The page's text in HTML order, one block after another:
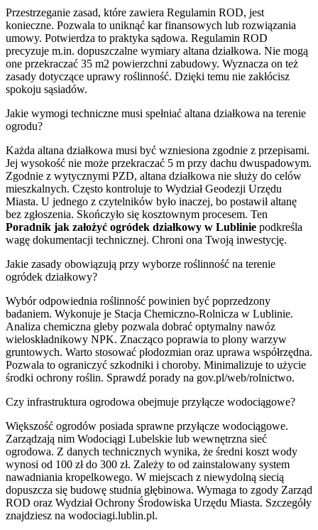
Przestrzeganie zasad, które zawiera Regulamin ROD, jest
konieczne. Pozwala to uniknąć kar finansowych lub rozwiązania
umowy. Potwierdza to praktyka sądowa. Regulamin ROD
precyzuje m.in. dopuszczalne wymiary altana działkowa. Nie mogą
one przekraczać 35 m2 powierzchni zabudowy. Wyznacza on też
zasady dotyczące uprawy roślinność. Dzięki temu nie zakłócisz
spokoju sąsiadów.
Jakie wymogi techniczne musi spełniać altana działkowa na terenie
ogrodu?
Każda altana działkowa musi być wzniesiona zgodnie z przepisami.
Jej wysokość nie może przekraczać 5 m przy dachu dwuspadowym.
Zgodnie z wytycznymi PZD, altana działkowa nie służy do celów
mieszkalnych. Często kontroluje to Wydział Geodezji Urzędu
Miasta. U jednego z czytelników było inaczej, bo postawił altanę
bez zgłoszenia. Skończyło się kosztownym procesem. Ten
Poradnik jak założyć ogródek działkowy w Lublinie podkreśla
wagę dokumentacji technicznej. Chroni ona Twoją inwestycję.
Jakie zasady obowiązują przy wyborze roślinność na terenie
ogródek działkowy?
Wybór odpowiednia roślinność powinien być poprzedzony
badaniem. Wykonuje je Stacja Chemiczno-Rolnicza w Lublinie.
Analiza chemiczna gleby pozwala dobrać optymalny nawóz
wieloskładnikowy NPK. Znacząco poprawia to plony warzyw
gruntowych. Warto stosować płodozmian oraz uprawa współrzędna.
Pozwala to ograniczyć szkodniki i choroby. Minimalizuje to użycie
środki ochrony roślin. Sprawdź porady na gov.pl/web/rolnictwo.
Czy infrastruktura ogrodowa obejmuje przyłącze wodociągowe?
Większość ogrodów posiada sprawne przyłącze wodociągowe.
Zarządzają nim Wodociągi Lubelskie lub wewnętrzna sieć
ogrodowa. Z danych technicznych wynika, że średni koszt wody
wynosi od 100 zł do 300 zł. Zależy to od zainstalowany system
nawadniania kropelkowego. W miejscach z niewydolną siecią
dopuszcza się budowę studnia głębinowa. Wymaga to zgody Zarząd
ROD oraz Wydział Ochrony Środowiska Urzędu Miasta. Szczegóły
znajdziesz na wodociagi.lublin.pl.